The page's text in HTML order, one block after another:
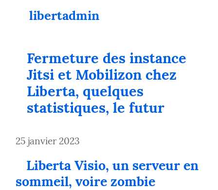
libertadmin
Fermeture des instance
Jitsi et Mobilizon chez
Liberta, quelques
statistiques, le futur
25 janvier 2023
Liberta Visio, un serveur en
sommeil, voire zombie